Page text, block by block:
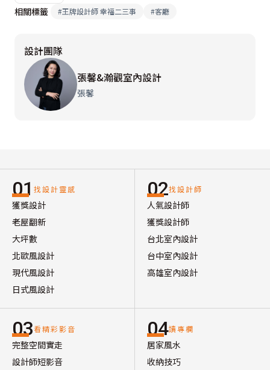
相關標籤
#王牌設計師 幸福二三事 #客廳
設計團隊
張馨&瀚觀室內設計
張馨
01 找設計靈感
獲獎設計
老屋翻新
大坪數
北歐風設計
現代風設計
日式風設計
02找設計師
人氣設計師
獲獎設計師
台北室內設計
台中室內設計
高雄室內設計
03看精彩影音
完整空間實走
設計師短影音
04讀專欄
居家風水
收納技巧